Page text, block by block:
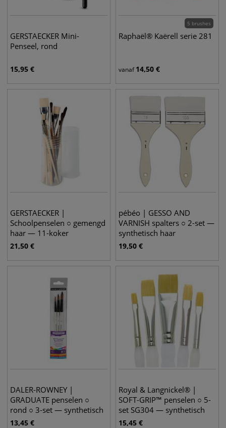
GERSTAECKER Mini-
Penseel, rond
15,95 €
5 brushes
Raphaël® Kaërell serie 281
vanaf 14,50 €
GERSTAECKER |
Schoolpenselen ○ gemengd
haar — 11-koker
21,50 €
pébéo | GESSO AND
VARNISH spalters ○ 2-set —
synthetisch haar
19,50 €
DALER-ROWNEY |
GRADUATE penselen ○
rond ○ 3-set — synthetisch
haar
13,45 €
Royal & Langnickel® |
SOFT-GRIP™ penselen ○ 5-
set SG304 — synthetisch
haar
15,45 €